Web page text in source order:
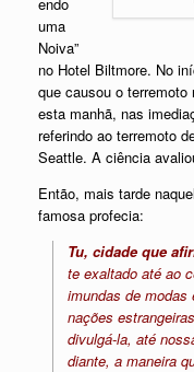
uma
Noiva”
no Hotel Biltmore. No
que causou o terremoto
esta manhã, nas
referindo ao terremoto
Seattle. A ciência
Então, mais tarde
famosa profecia:
Tu, cidade que
te exaltado até ao
imundas de
nações
divulgá-la, até
diante, a maneira